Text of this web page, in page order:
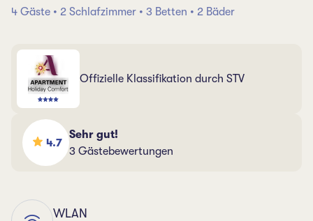
4 Gäste • 2 Schlafzimmer • 3 Betten • 2 Bäder
Offizielle Klassifikation durch STV
4.7
Sehr gut!
3 Gästebewertungen
WLAN